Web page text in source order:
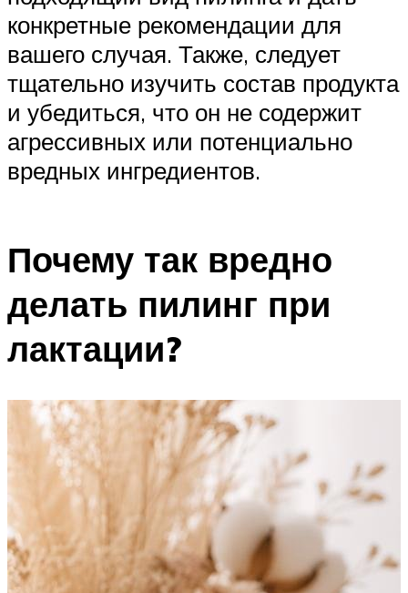
конкретные рекомендации для
вашего случая. Также, следует
тщательно изучить состав продукта
и убедиться, что он не содержит
агрессивных или потенциально
вредных ингредиентов.
Почему так вредно
делать пилинг при
лактации?